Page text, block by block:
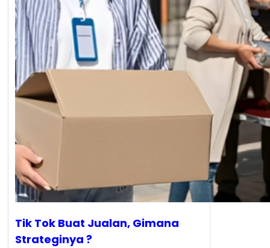
Tik Tok Buat Jualan, Gimana
Strateginya ?